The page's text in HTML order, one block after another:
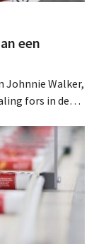
een
Johnnie Walker,
fors in de